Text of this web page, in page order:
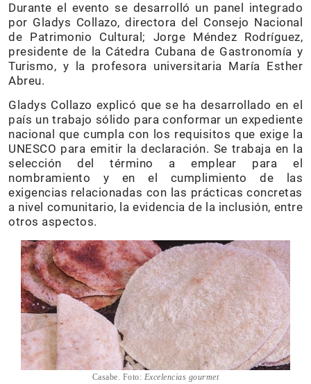
Durante el evento se desarrolló un panel integrado
por Gladys Collazo, directora del Consejo Nacional
de Patrimonio Cultural; Jorge Méndez Rodríguez,
presidente de la Cátedra Cubana de Gastronomía y
Turismo, y la profesora universitaria María Esther
Abreu.
Gladys Collazo explicó que se ha desarrollado en el
país un trabajo sólido para conformar un expediente
nacional que cumpla con los requisitos que exige la
UNESCO para emitir la declaración. Se trabaja en la
selección del término a emplear para el
nombramiento y en el cumplimiento de las
exigencias relacionadas con las prácticas concretas
a nivel comunitario, la evidencia de la inclusión, entre
otros aspectos.
Casabe. Foto: Excelencias gourmet